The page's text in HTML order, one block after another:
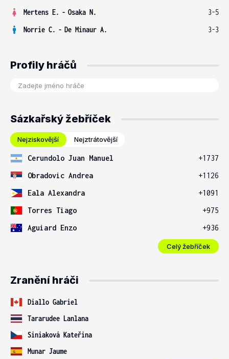
Mertens E. - Osaka N.
3-5
Norrie C. - De Minaur A. 3-3
Profily hráčů
Sázkařský žebříček
Nejziskovější Nejztrátovější
Cerundolo Juan Manuel
+1737
Obradovic Andrea
+1126
Eala Alexandra
+1091
Torres Tiago
+975
Aguiard Enzo
+936
Celý žebříček
Zranění hráči
Diallo Gabriel
Tararudee Lanlana
Siniaková Kateřina
Munar Jaume